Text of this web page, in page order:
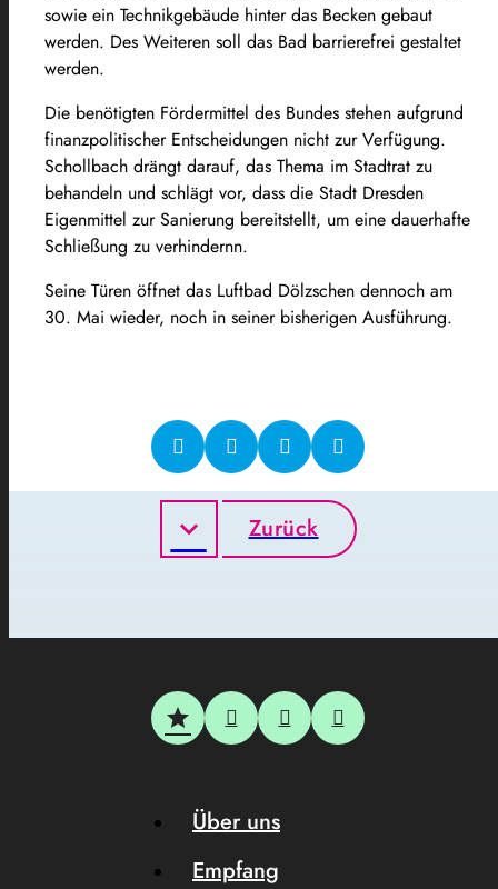
sowie ein Technikgebäude hinter das Becken gebaut
werden. Des Weiteren soll das Bad barrierefrei gestaltet
werden.
Die benötigten Fördermittel des Bundes stehen aufgrund
finanzpolitischer Entscheidungen nicht zur Verfügung.
Schollbach drängt darauf, das Thema im Stadtrat zu
behandeln und schlägt vor, dass die Stadt Dresden
Eigenmittel zur Sanierung bereitstellt, um eine dauerhafte
Schließung zu verhindernn.
Seine Türen öffnet das Luftbad Dölzschen dennoch am
30. Mai wieder, noch in seiner bisherigen Ausführung.
Zurück
Über uns
Empfang